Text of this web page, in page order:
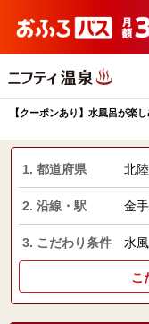
【クーポンあり】水風呂が楽
1. 都道府県 北
2. 沿線・駅 金
3. こだわり条件 水
こ